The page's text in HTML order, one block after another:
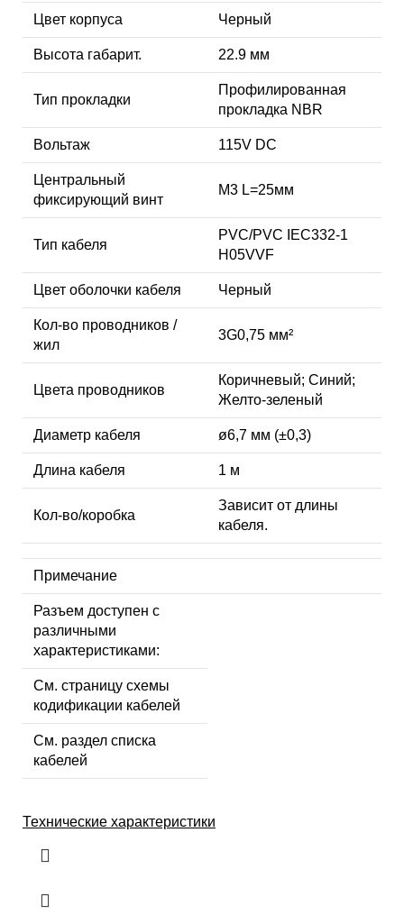
Цвет корпуса Черный
Высота габарит. 22.9 мм
Тип прокладки
Профилированная
прокладка NBR
Вольтаж 115V DC
Центральный
фиксирующий винт
M3 L=25мм
Тип кабеля
PVC/PVC IEC332-1
H05VVF
Цвет оболочки кабеля Черный
Кол-во проводников /
жил
3G0,75 мм²
Цвета проводников
Коричневый; Синий;
Желто-зеленый
Диаметр кабеля ø6,7 мм (±0,3)
Длина кабеля 1 м
Кол-во/коробка
Зависит от длины
кабеля.
Примечание
Разъем доступен с
различными
характеристиками:
См. страницу схемы
кодификации кабелей
См. раздел списка
кабелей
Технические характеристики